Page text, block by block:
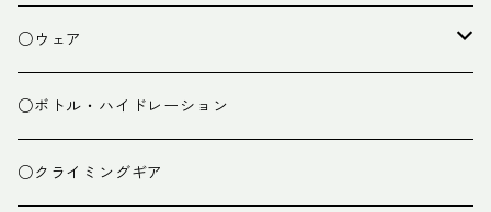
焚き火小物
○ウェア
ミドルレイヤー
ベースレイヤー
○ボトル・ハイドレーション
○クライミングギア